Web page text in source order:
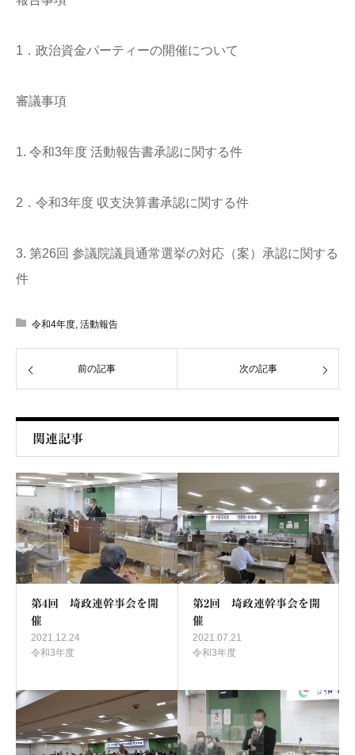
1．政治資金パーティーの開催について
審議事項
1. 令和3年度 活動報告書承認に関する件
2．令和3年度 収支決算書承認に関する件
3. 第26回 参議院議員通常選挙の対応（案）承認に関する
件
令和4年度, 活動報告
前の記事 次の記事
関連記事
第4回 埼政連幹事会を開
催
2021.12.24
令和3年度
第2回 埼政連幹事会を開
催
2021.07.21
令和3年度